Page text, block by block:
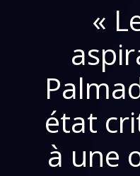
«
état
à une